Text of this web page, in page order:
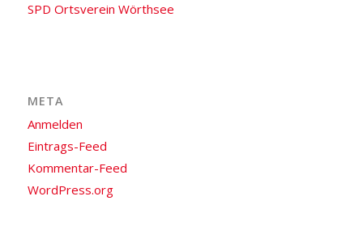
SPD Ortsverein Wörthsee
META
Anmelden
Eintrags-Feed
Kommentar-Feed
WordPress.org